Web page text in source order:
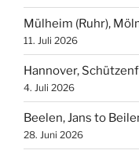
Mülheim (Ruhr),
11. Juli 2026
Hannover,
4. Juli 2026
Beelen, Jans to
28. Juni 2026